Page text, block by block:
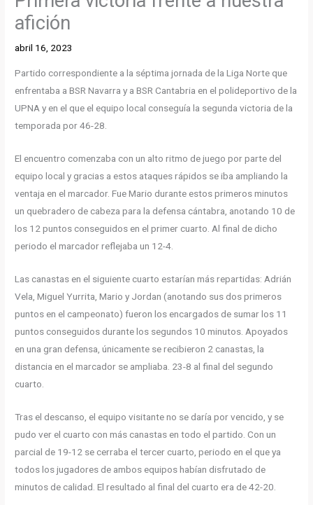
afición
abril 16, 2023
Partido correspondiente a la séptima jornada de la Liga Norte que
enfrentaba a BSR Navarra y a BSR Cantabria en el polideportivo de la
UPNA y en el que el equipo local conseguía la segunda victoria de la
temporada por 46-28.
El encuentro comenzaba con un alto ritmo de juego por parte del
equipo local y gracias a estos ataques rápidos se iba ampliando la
ventaja en el marcador. Fue Mario durante estos primeros minutos
un quebradero de cabeza para la defensa cántabra, anotando 10 de
los 12 puntos conseguidos en el primer cuarto. Al final de dicho
periodo el marcador reflejaba un 12-4.
Las canastas en el siguiente cuarto estarían más repartidas: Adrián
Vela, Miguel Yurrita, Mario y Jordan (anotando sus dos primeros
puntos en el campeonato) fueron los encargados de sumar los 11
puntos conseguidos durante los segundos 10 minutos. Apoyados
en una gran defensa, únicamente se recibieron 2 canastas, la
distancia en el marcador se ampliaba. 23-8 al final del segundo
cuarto.
Tras el descanso, el equipo visitante no se daría por vencido, y se
pudo ver el cuarto con más canastas en todo el partido. Con un
parcial de 19-12 se cerraba el tercer cuarto, periodo en el que ya
todos los jugadores de ambos equipos habían disfrutado de
minutos de calidad. El resultado al final del cuarto era de 42-20.